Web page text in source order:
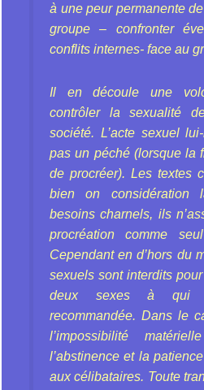
à une peur permanente
groupe – confronter
conflits internes- face au
Il en découle une
contrôler la sexualité
société. L’acte sexuel
pas un péché (lorsque la
de procréer). Les textes
bien on considération
besoins charnels, ils
procréation comme
Cependant en d’hors du
sexuels sont interdits
deux sexes à qui
recommandée. Dans le
l’impossibilité
l’abstinence et la
aux célibataires. Toute